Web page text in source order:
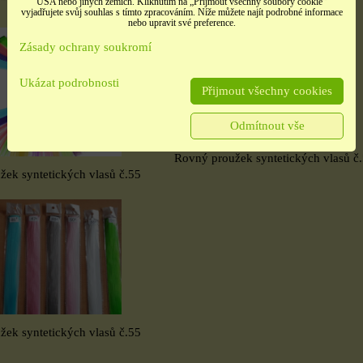
syntetických vlasů č.55
Rovný proužek syntetických vlasů
syntetických vlasů č.55
Samolepky třpitivé
zlaté písmena
Etikety pro domácnost,
školu i kancelář 4 použité
13 Kč
Samolepky srdíčka
vyjadřujete svůj souhlas s tímto zpracováním. Níže můžete najít podrobné informace
nebo upravit své preference.
Zásady ochrany soukromí
Ukázat podrobnosti
Přijmout všechny cookies
Odmítnout vše